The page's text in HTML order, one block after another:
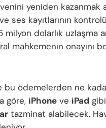
yeniden kazanmak
ve ses kayıtlarının
dolarlık uzlaşma
mahkemenin onayını
bu ödemelerden ne
göre, iPhone ve iPad
tazminat alabilecek.